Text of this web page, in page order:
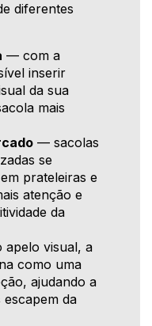
diferentes
— com a
inserir
da sua
mais
— sacolas
se
prateleiras e
atenção e
da
visual, a
como uma
ajudando a
da